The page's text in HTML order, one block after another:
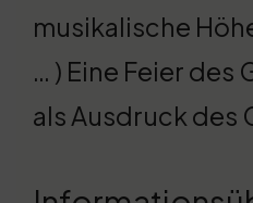
musikalische
… ) Eine Feier des
als Ausdruck des